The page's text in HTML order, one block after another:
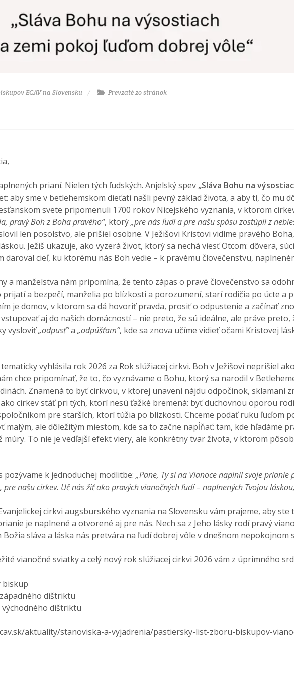
ECAV na Slovensku Prevzaté zo stránok
prianí. Nielen tých ľudských. Anjelský spev „Sláva Bohu na
aby sme v betlehemskom dieťati našli pevný základ života, a aby tí, čo mu
svete pripomenuli 1700 rokov Nicejského vyznania, v ktorom
pravý Boh z Boha pravého“, ktorý„pre nás ľudí a pre našu spásu zostúpil z
len posolstvo, ale prišiel osobne. V Ježišovi Kristovi vidíme pravého
Ježiš ukazuje, ako vyzerá život, ktorý sa nechá viesť Otcom: dôvera,
daroval cieľ, ku ktorému nás Boh vedie – k pravému človečenstvu,
a manželstva nám pripomína, že tento zápas o pravé človečenstvo sa
a bezpečí, manželia po blízkosti a porozumení, starí rodičia po úcte a
je domov, v ktorom sa dá hovoriť pravda, prosiť o odpustenie a začínať
aj do našich domácností – nie preto, že sú ideálne, ale práve preto,
vysloviť„odpusť“a „odpúšťam“, kde sa znova učíme vidieť očami Kristovej
vyhlásila rok 2026 za Rok slúžiacej cirkvi. Boh v Ježišovi neprišiel
chce pripomínať, že to, čo vyznávame o Bohu, ktorý sa narodil v
Znamená to byť cirkvou, v ktorej unavení nájdu odpočinok, sklamaní
cirkev stáť pri tých, ktorí nesú ťažké bremená: byť duchovnou oporou
pre starších, ktorí túžia po blízkosti. Chceme podať ruku ľuďom
malým, ale dôležitým miestom, kde sa to začne napĺňať: tam, kde hľadáme
múry. To nie je vedľajší efekt viery, ale konkrétny tvar života, v ktorom
pozývame k jednoduchej modlitbe: „Pane, Ty si na Vianoce naplnil svoje
našu cirkev. Uč nás žiť ako pravých vianočných ľudí – naplnených Tvojou
cirkvi augsburského vyznania na Slovensku vám prajeme, aby
je naplnené a otvorené aj pre nás. Nech sa z Jeho lásky rodí pravý
sláva a láska nás pretvára na ľudí dobrej vôle v dnešnom nepokojnom
vianočné sviatky a celý nový rok slúžiacej cirkvi 2026 vám z úprimného
biskup
dištriktu
dištriktu
aktuality/stanoviska-a-vyjadrenia/pastiersky-list-zboru-biskupov-